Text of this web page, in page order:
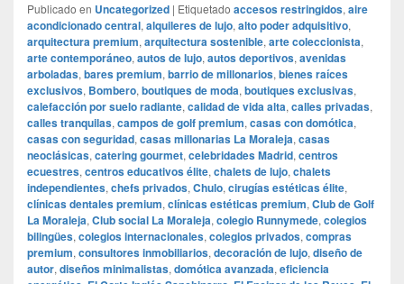
Publicado en Uncategorized | Etiquetado accesos restringidos, aire
acondicionado central, alquileres de lujo, alto poder adquisitivo,
arquitectura premium, arquitectura sostenible, arte coleccionista,
arte contemporáneo, autos de lujo, autos deportivos, avenidas
arboladas, bares premium, barrio de millonarios, bienes raíces
exclusivos, Bombero, boutiques de moda, boutiques exclusivas,
calefacción por suelo radiante, calidad de vida alta, calles privadas,
calles tranquilas, campos de golf premium, casas con domótica,
casas con seguridad, casas millonarias La Moraleja, casas
neoclásicas, catering gourmet, celebridades Madrid, centros
ecuestres, centros educativos élite, chalets de lujo, chalets
independientes, chefs privados, Chulo, cirugías estéticas élite,
clínicas dentales premium, clínicas estéticas premium, Club de Golf
La Moraleja, Club social La Moraleja, colegio Runnymede, colegios
bilingües, colegios internacionales, colegios privados, compras
premium, consultores inmobiliarios, decoración de lujo, diseño de
autor, diseños minimalistas, domótica avanzada, eficiencia